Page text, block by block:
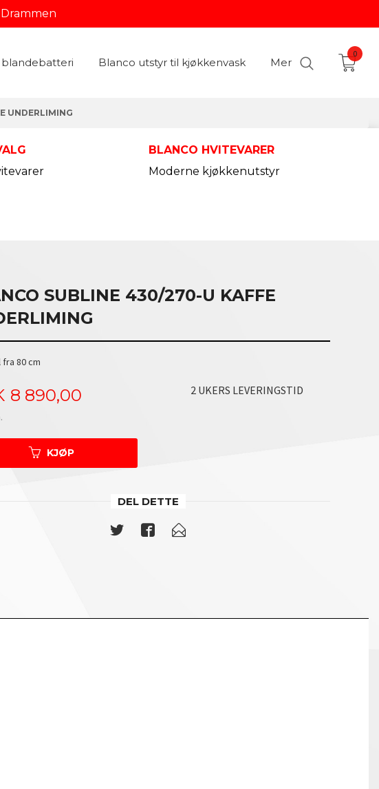
Blanco utstyr til kjøkkenvask Mer
0
UNDERLIMING
BLANCO HVITEVARER
Moderne kjøkkenutstyr
SUBLINE 430/270-U KAFFE
fra 80 cm
8 890,00 2 UKERS LEVERINGSTID
KJØP
DEL DETTE